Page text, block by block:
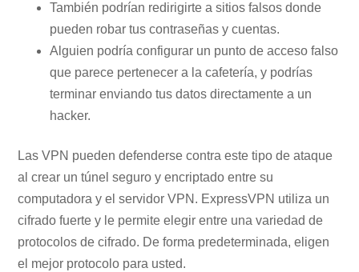
También podrían redirigirte a sitios falsos donde
pueden robar tus contraseñas y cuentas.
Alguien podría configurar un punto de acceso falso
que parece pertenecer a la cafetería, y podrías
terminar enviando tus datos directamente a un
hacker.
Las VPN pueden defenderse contra este tipo de ataque
al crear un túnel seguro y encriptado entre su
computadora y el servidor VPN. ExpressVPN utiliza un
cifrado fuerte y le permite elegir entre una variedad de
protocolos de cifrado. De forma predeterminada, eligen
el mejor protocolo para usted.